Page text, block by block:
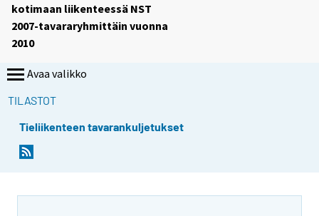
kotimaan liikenteessä NST
2007-tavararyhmittäin vuonna
2010
Avaa valikko
TILASTOT
Tieliikenteen tavarankuljetukset